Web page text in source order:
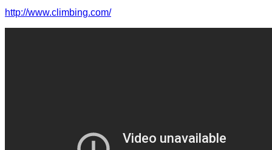
http://www.climbing.com/